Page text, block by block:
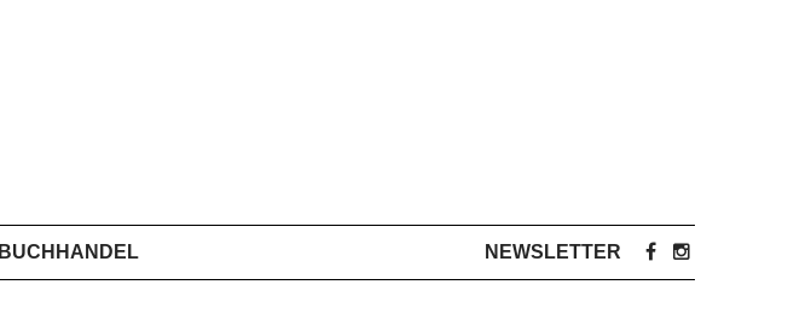
BUCHHANDEL NEWSLETTER